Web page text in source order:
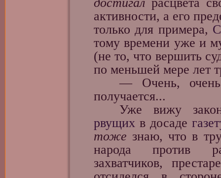
достигал расцвета
активности, а его
только для примера,
тому времени уже и
(не то, что вершить
по меньшей мере лет
— Очень, очень
получается...
Уже вижу
рвущих в досаде
тоже знаю, что в
народа против
захватчиков,